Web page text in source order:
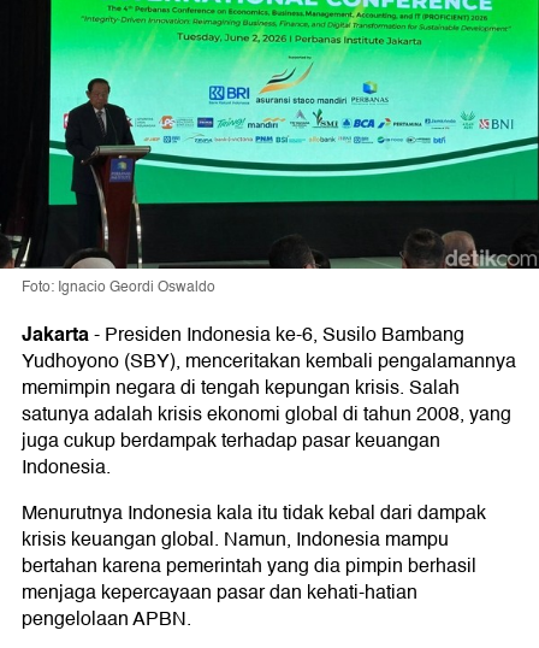
Foto: Ignacio Geordi Oswaldo
Jakarta-Presiden Indonesia ke-6, Susilo Bambang
Yudhoyono (SBY), menceritakan kembali pengalamannya
memimpin negara di tengah kepungan krisis. Salah
satunya adalah krisis ekonomi global di tahun 2008, yang
juga cukup berdampak terhadap pasar keuangan
Indonesia.
Menurutnya Indonesia kala itu tidak kebal dari dampak
krisis keuangan global. Namun, Indonesia mampu
bertahan karena pemerintah yang dia pimpin berhasil
menjaga kepercayaan pasar dan kehati-hatian
pengelolaan APBN.